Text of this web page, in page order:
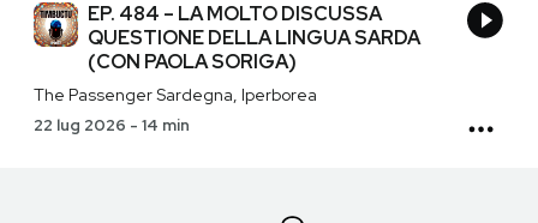
EP. 484 – LA MOLTO DISCUSSA
QUESTIONE DELLA LINGUA SARDA
(CON PAOLA SORIGA)
The Passenger Sardegna, Iperborea
22 lug 2026 - 14 min